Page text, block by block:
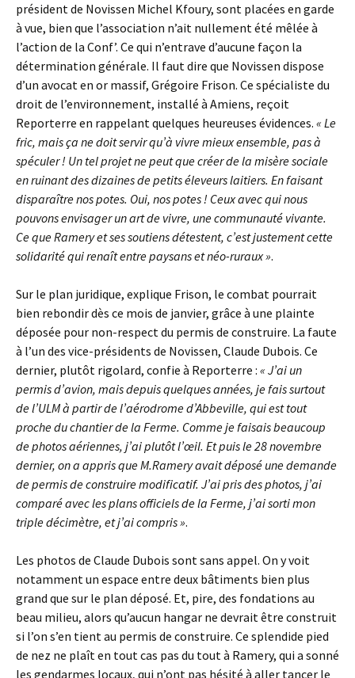
président de Novissen Michel Kfoury, sont placées en garde
à vue, bien que l’association n’ait nullement été mêlée à
l’action de la Conf’. Ce qui n’entrave d’aucune façon la
détermination générale. Il faut dire que Novissen dispose
d’un avocat en or massif, Grégoire Frison. Ce spécialiste du
droit de l’environnement, installé à Amiens, reçoit
Reporterre en rappelant quelques heureuses évidences. « Le
fric, mais ça ne doit servir qu’à vivre mieux ensemble, pas à
spéculer ! Un tel projet ne peut que créer de la misère sociale
en ruinant des dizaines de petits éleveurs laitiers. En faisant
disparaître nos potes. Oui, nos potes ! Ceux avec qui nous
pouvons envisager un art de vivre, une communauté vivante.
Ce que Ramery et ses soutiens détestent, c’est justement cette
solidarité qui renaît entre paysans et néo-ruraux ».
Sur le plan juridique, explique Frison, le combat pourrait
bien rebondir dès ce mois de janvier, grâce à une plainte
déposée pour non-respect du permis de construire. La faute
à l’un des vice-présidents de Novissen, Claude Dubois. Ce
dernier, plutôt rigolard, confie à Reporterre : « J’ai un
permis d’avion, mais depuis quelques années, je fais surtout
de l’ULM à partir de l’aérodrome d’Abbeville, qui est tout
proche du chantier de la Ferme. Comme je faisais beaucoup
de photos aériennes, j’ai plutôt l’œil. Et puis le 28 novembre
dernier, on a appris que M.Ramery avait déposé une demande
de permis de construire modificatif. J’ai pris des photos, j’ai
comparé avec les plans officiels de la Ferme, j’ai sorti mon
triple décimètre, et j’ai compris ».
Les photos de Claude Dubois sont sans appel. On y voit
notamment un espace entre deux bâtiments bien plus
grand que sur le plan déposé. Et, pire, des fondations au
beau milieu, alors qu’aucun hangar ne devrait être construit
si l’on s’en tient au permis de construire. Ce splendide pied
de nez ne plaît en tout cas pas du tout à Ramery, qui a sonné
les gendarmes locaux, qui n’ont pas hésité à aller tancer le